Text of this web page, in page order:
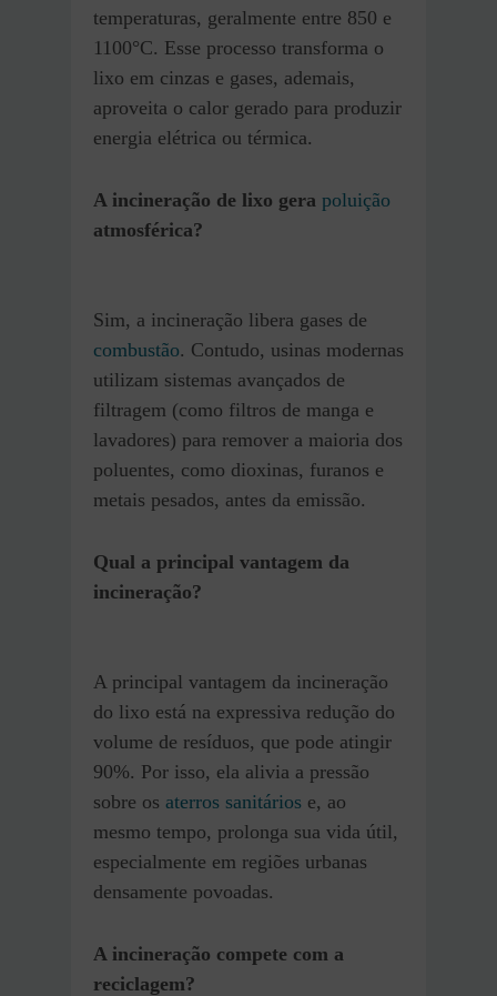
temperaturas, geralmente entre 850 e
1100°C. Esse processo transforma o
lixo em cinzas e gases, ademais,
aproveita o calor gerado para produzir
energia elétrica ou térmica.
A incineração de lixo gera poluição
atmosférica?
Sim, a incineração libera gases de
combustão. Contudo, usinas modernas
utilizam sistemas avançados de
filtragem (como filtros de manga e
lavadores) para remover a maioria dos
poluentes, como dioxinas, furanos e
metais pesados, antes da emissão.
Qual a principal vantagem da
incineração?
A principal vantagem da incineração
do lixo está na expressiva redução do
volume de resíduos, que pode atingir
90%. Por isso, ela alivia a pressão
sobre os aterros sanitários e, ao
mesmo tempo, prolonga sua vida útil,
especialmente em regiões urbanas
densamente povoadas.
A incineração compete com a
reciclagem?